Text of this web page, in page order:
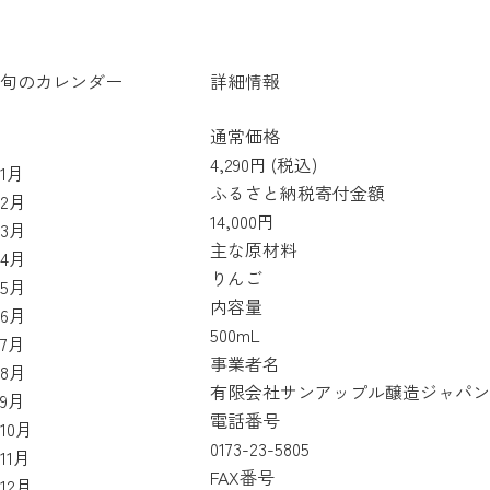
旬のカレンダー
1月
2月
3月
4月
5月
6月
7月
8月
9月
10月
11月
詳細情報
通常価格
4,290円 (税込)
ふるさと納税寄付金額
14,000円
主な原材料
りんご
内容量
500mL
事業者名
有限会社サンアップル醸造ジャパ
電話番号
0173-23-5805
FAX番号